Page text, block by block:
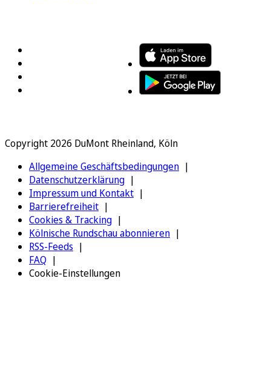
Copyright 2026 DuMont Rheinland, Köln
Allgemeine Geschäftsbedingungen
Datenschutzerklärung
Impressum und Kontakt
Barrierefreiheit
Cookies & Tracking
Kölnische Rundschau abonnieren
RSS-Feeds
FAQ
Cookie-Einstellungen